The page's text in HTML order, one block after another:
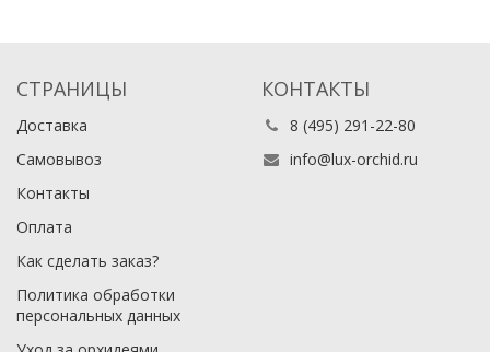
СТРАНИЦЫ
Доставка
Самовывоз
Контакты
Оплата
Как сделать заказ?
Политика обработки
персональных данных
КОНТАКТЫ
8 (495) 291-22-80
info@lux-orchid.ru